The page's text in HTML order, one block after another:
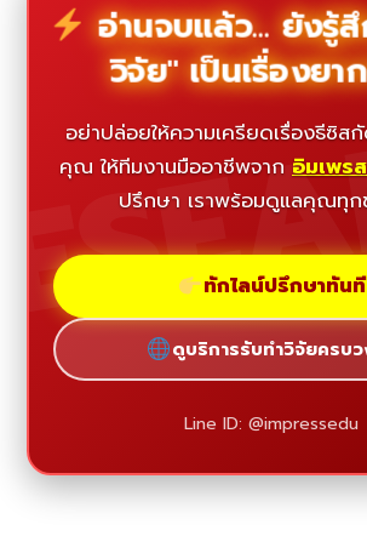
อ่านจบแล้ว... ยังรู้
วิจัย" เป็นเรื่องยา
อย่าปล่อยให้ความเครียดเรื่องธีซิส
คุณ ให้ทีมงานมืออาชีพจาก อิมเพร
ปรึกษา เราพร้อมดูแลคุณทุ
ทักไลน์ปรึกษาทันที
ดูบริการรับทำวิจัยครบ
Line ID: @impressedu